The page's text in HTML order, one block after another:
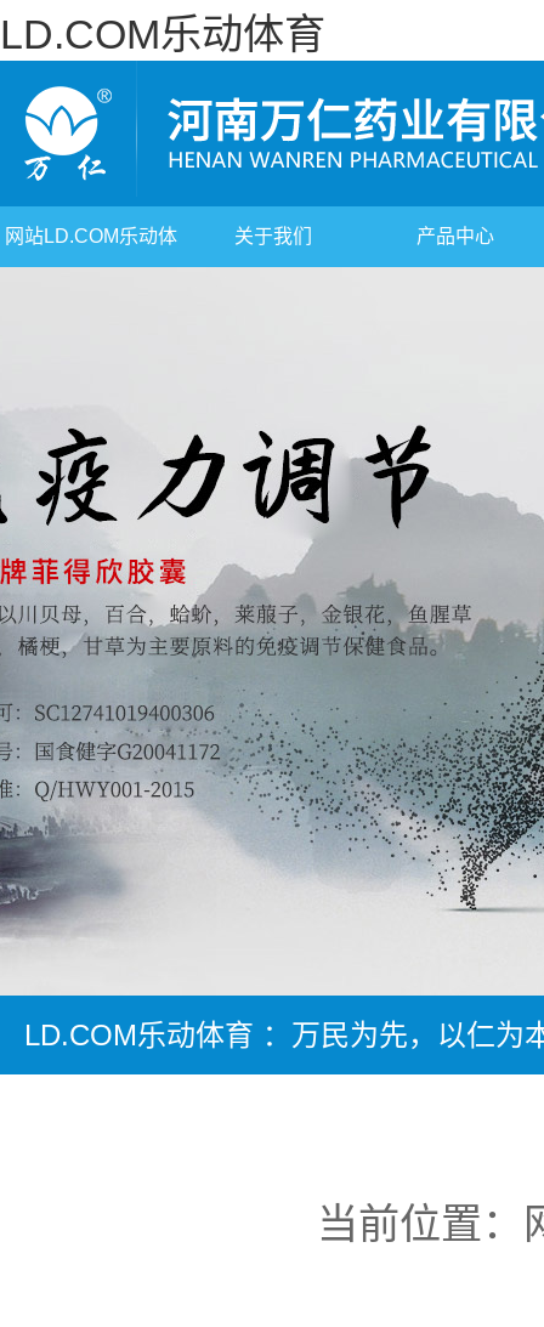
LD.COM乐动体育
网站LD.COM乐动体 关于我们 产品中心
LD.COM乐动体育 ：万民为先，以仁为
当前位置：